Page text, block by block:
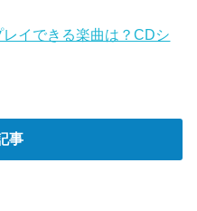
イできる楽曲は？CDシ
事